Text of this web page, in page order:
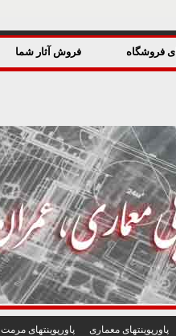
فروشگاه فروش آثار شما
پاورپوينتهای معماری پاورپوينتهای مرمت